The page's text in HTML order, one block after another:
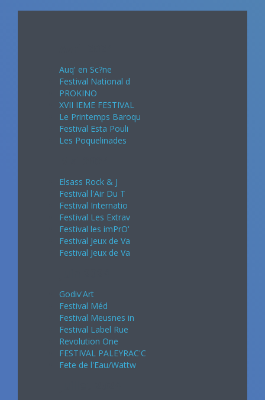
Auq' en Sc?ne
Festival National d
PROKINO
XVII IEME FESTIVAL
Le Printemps Baroqu
Festival Esta Pouli
Les Poquelinades
Elsass Rock & J
Festival l'Air Du T
Festival Internatio
Festival Les Extrav
Festival les imPrO'
Festival Jeux de Va
Festival Jeux de Va
Godiv'Art
Festival Méd
Festival Meusnes in
Festival Label Rue
Revolution One
FESTIVAL PALEYRAC'C
Fete de l'Eau/Wattw